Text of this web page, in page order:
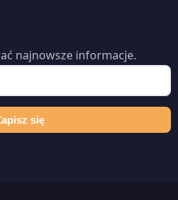
najnowsze informacje.
się